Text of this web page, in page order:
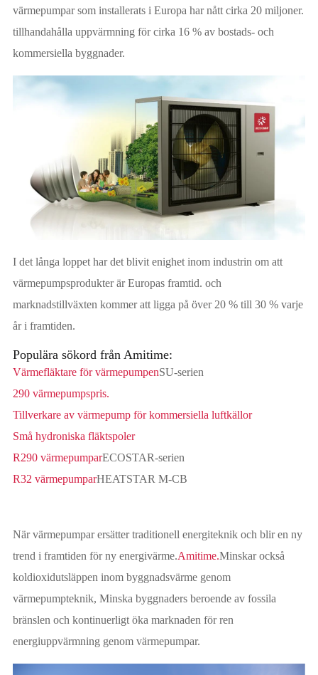
värmepumpar som installerats i Europa har nått cirka 20 miljoner.
tillhandahålla uppvärmning för cirka 16 % av bostads- och
kommersiella byggnader.
I det långa loppet har det blivit enighet inom industrin om att
värmepumpsprodukter är Europas framtid. och
marknadstillväxten kommer att ligga på över 20 % till 30 % varje
år i framtiden.
Populära sökord från Amitime:
Värmefläktare för värmepumpenSU-serien
290 värmepumpspris.
Tillverkare av värmepump för kommersiella luftkällor
Små hydroniska fläktspoler
R290 värmepumparECOSTAR-serien
R32 värmepumparHEATSTAR M-CB
När värmepumpar ersätter traditionell energiteknik och blir en ny
trend i framtiden för ny energivärme.Amitime.Minskar också
koldioxidutsläppen inom byggnadsvärme genom
värmepumpteknik, Minska byggnaders beroende av fossila
bränslen och kontinuerligt öka marknaden för ren
energiuppvärmning genom värmepumpar.